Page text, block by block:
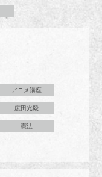
アニメ講座
広田光毅
憲法